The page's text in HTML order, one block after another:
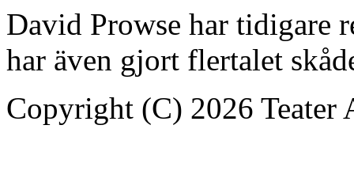
David Prowse har tidigare
har även gjort flertalet
Copyright (C) 2026 Teater